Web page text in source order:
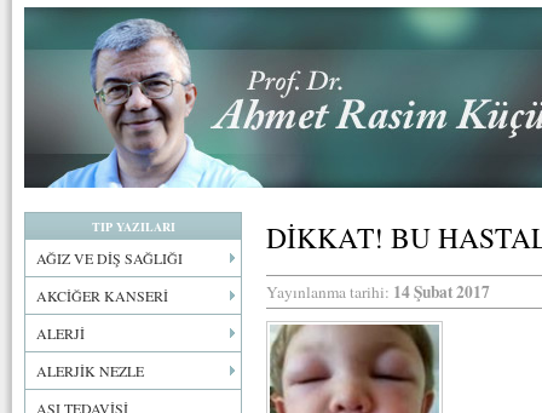
TIP YAZILARI
AĞIZ VE DİŞ SAĞLIĞI
AKCİĞER KANSERİ
ALERJİ
ALERJİK NEZLE
AŞI TEDAVİSİ
DİKKAT! BU
Yayınlanma tarihi: 14 Şubat 2017